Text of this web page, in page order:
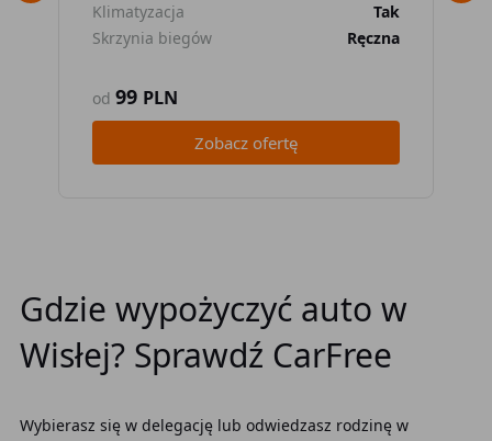
Klimatyzacja
Tak
Skrzynia biegów
Ręczna
od 99 PLN
Zobacz ofertę
Gdzie wypożyczyć auto w
Wisłej? Sprawdź CarFree
Wybierasz się w delegację lub odwiedzasz rodzinę w